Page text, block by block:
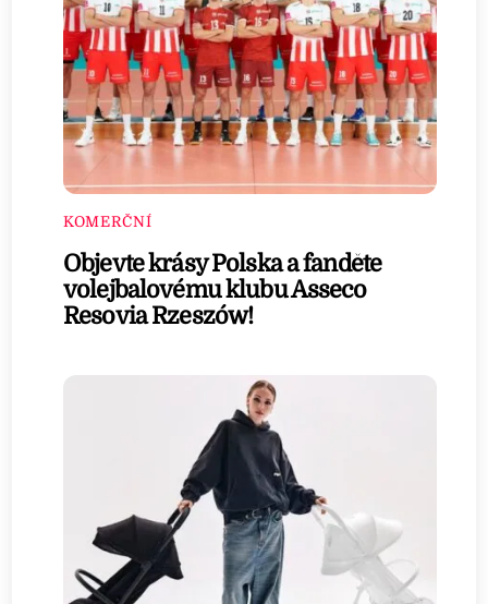
KOMERČNÍ
Objevte krásy Polska a fanděte
volejbalovému klubu Asseco
Resovia Rzeszów!